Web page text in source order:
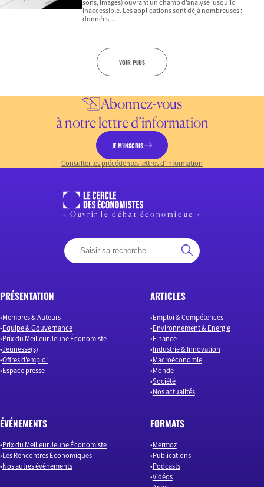
sons, images) ouvrant un champ d’analyse jusqu’ici
inaccessible. Les applications sont déjà nombreuses :
données…
VOIR PLUS
Abonnez-vous
à notre lettre d’information
JE M’INSCRIS
Consulter les précédentes lettres d’information
« Ouvrir le débat économique »
PRÉSENTATION
Membres & Auteurs
Equipe & Gouvernance
Prix du Meilleur Jeune Économiste
Jeunesse(s)
Offres d’emploi
Espace presse
ARTICLES
Emploi & Compétences
Environnement & Energie
Finance
Industrie & Innovation
Macroéconomie
Monde
Société
Nos actualités
ÉVÉNEMENTS
Prix du Meilleur Jeune Économiste
Les Rencontres Économiques
Nos autres événements
FORMATS
Mermoz
Publications
Podcasts
Vidéos